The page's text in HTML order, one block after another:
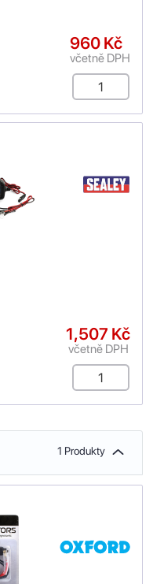
960 Kč
včetně DPH
1,507 Kč
včetně DPH
1 Produkty